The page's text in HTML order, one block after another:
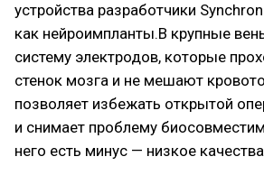
устройства разработчики
как нейроимпланты.В крупные
систему электродов, которые
стенок мозга и не мешают
позволяет избежать открытой
и снимает проблему
него есть минус — низкое